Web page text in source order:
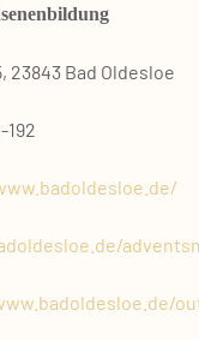
23843 Bad Oldes­loe